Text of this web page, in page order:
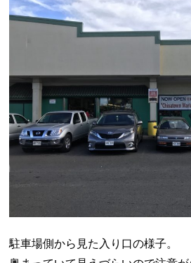
駐車場側から見た入り口の様子。